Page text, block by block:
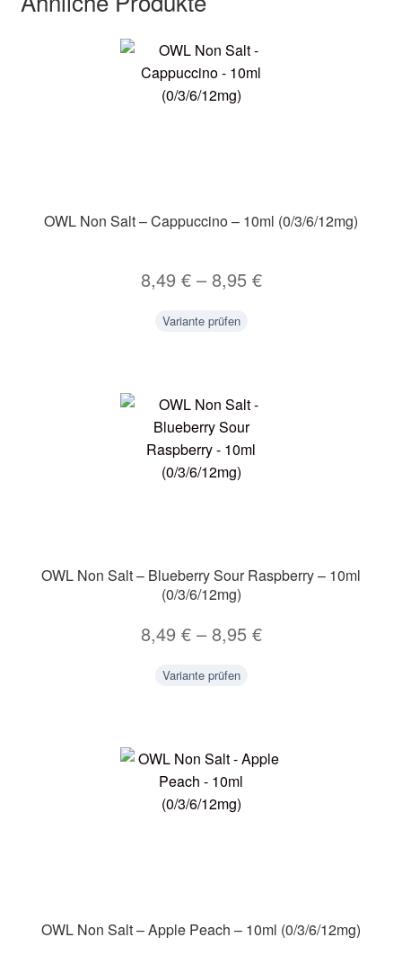
OWL Non Salt – Cappuccino – 10ml (0/3/6/12mg)
8,49 €– 8,95 €
Variante prüfen
OWL Non Salt – Blueberry Sour Raspberry – 10ml
(0/3/6/12mg)
8,49 €– 8,95 €
Variante prüfen
OWL Non Salt – Apple Peach – 10ml (0/3/6/12mg)